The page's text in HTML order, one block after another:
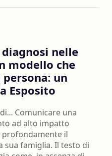
nelle
modello che
un
Esposito
Comunicare una
ad alto impatto
profondamente il
sua famiglia. Il testo di